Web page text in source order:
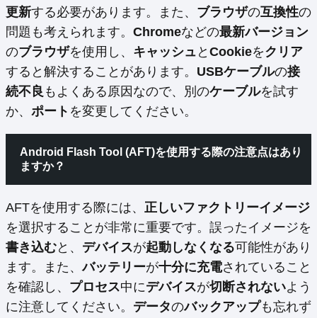
更新する必要があります。また、 ブラウザの互換性の
問題も考えられます。 Chromeなどの最新バージョン
のブラウザを使用し、 キャッシュ と Cookieをクリア
すると解決することがあります。 USBケーブルの接
続不良 もよくある原因なので、別のケーブルを試す
か、 ポート を変更してください。
Android Flash Tool (AFT)を使用する際の注意点はあり
ますか？
AFTを使用する際には、 正しいファクトリーイメージ
を選択することが非常に重要です。誤ったイメージを
書き込むと、 デバイスが起動しなくなる可能性があり
ます。また、バッテリーが十分に充電されていること
を確認し、 プロセス中にデバイスが切断されないよう
に注意してください。 データのバックアップも忘れず